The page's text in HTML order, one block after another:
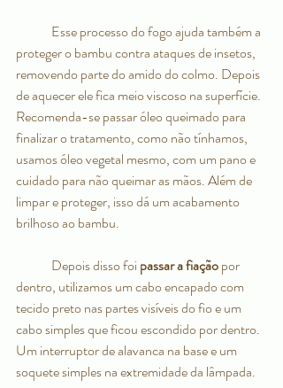
proteger o bambu contra ataques de insetos,
removendo parte do amido do colmo. Depois
de aquecer ele fica meio viscoso na superfície.
Recomenda-se passar óleo queimado para
finalizar o tratamento, como não tínhamos,
usamos óleo vegetal mesmo, com um pano e
cuidado para não queimar as mãos. Além de
limpar e proteger, isso dá um acabamento
brilhoso ao bambu.
	Depois disso foi
passar a fiação por
dentro, utilizamos um cabo encapado com
tecido preto nas partes visíveis do fio e um
cabo simples que ficou escondido por dentro.
Um interruptor de alavanca na base e um
soquete simples na extremidade da lâmpada.